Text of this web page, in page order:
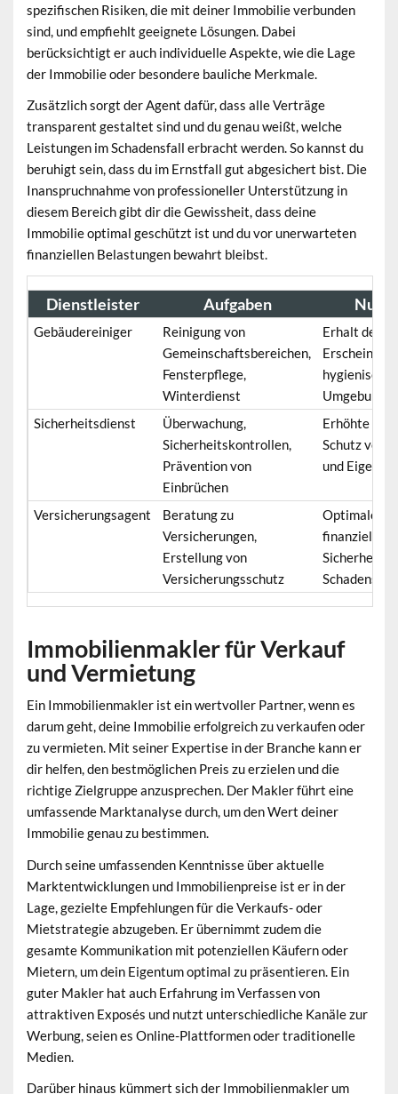
spezifischen Risiken, die mit deiner Immobilie verbunden
sind, und empfiehlt geeignete Lösungen. Dabei
berücksichtigt er auch individuelle Aspekte, wie die Lage
der Immobilie oder besondere bauliche Merkmale.
Zusätzlich sorgt der Agent dafür, dass alle Verträge
transparent gestaltet sind und du genau weißt, welche
Leistungen im Schadensfall erbracht werden. So kannst du
beruhigt sein, dass du im Ernstfall gut abgesichert bist. Die
Inanspruchnahme von professioneller Unterstützung in
diesem Bereich gibt dir die Gewissheit, dass deine
Immobilie optimal geschützt ist und du vor unerwarteten
finanziellen Belastungen bewahrt bleibst.
Dienstleister Aufgaben
Gebäudereiniger
Reinigung von
Gemeinschaftsbereichen,
Fensterpflege,
Winterdienst
Erhalt des
hygienische
Umgebung
Sicherheitsdienst
Überwachung,
Sicherheitskontrollen,
Prävention von
Einbrüchen
Erhöhte
Schutz von
und
Versicherungsagent
Beratung zu
Versicherungen,
Erstellung von
Versicherungsschutz
Optimaler
finanzielle
Sicherheit
Schadensfall
Immobilienmakler für Verkauf
und Vermietung
Ein Immobilienmakler ist ein wertvoller Partner, wenn es
darum geht, deine Immobilie erfolgreich zu verkaufen oder
zu vermieten. Mit seiner Expertise in der Branche kann er
dir helfen, den bestmöglichen Preis zu erzielen und die
richtige Zielgruppe anzusprechen. Der Makler führt eine
umfassende Marktanalyse durch, um den Wert deiner
Immobilie genau zu bestimmen.
Durch seine umfassenden Kenntnisse über aktuelle
Marktentwicklungen und Immobilienpreise ist er in der
Lage, gezielte Empfehlungen für die Verkaufs- oder
Mietstrategie abzugeben. Er übernimmt zudem die
gesamte Kommunikation mit potenziellen Käufern oder
Mietern, um dein Eigentum optimal zu präsentieren. Ein
guter Makler hat auch Erfahrung im Verfassen von
attraktiven Exposés und nutzt unterschiedliche Kanäle zur
Werbung, seien es Online-Plattformen oder traditionelle
Medien.
Darüber hinaus kümmert sich der Immobilienmakler um